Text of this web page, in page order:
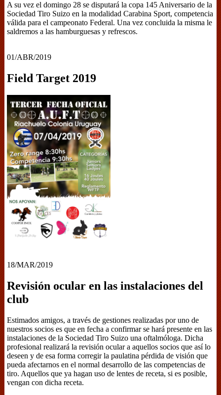
A su vez el domingo 28 se disputará la copa 145 Aniversario de la
Sociedad Tiro Suizo en la modalidad Carabina Sport, competencia
válida para el campeonato Federal. Una vez concluida la misma le
saldremos a las hamburguesas y refrescos.
01/ABR/2019
Field Target 2019
18/MAR/2019
Revisión ocular en las instalaciones del
club
Estimados amigos, a través de gestiones realizadas por uno de
nuestros socios es que en fecha a confirmar se hará presente en las
instalaciones de la Sociedad Tiro Suizo una oftalmóloga. Dicha
profesional realizará la revisión ocular a aquellos socios que así lo
deseen y de esa forma corregir la paulatina pérdida de visión que
pueda afectarnos en el normal desarrollo de las competencias de
tiro. Aquellos que ya hagan uso de lentes de receta, si es posible,
vengan con dicha receta.